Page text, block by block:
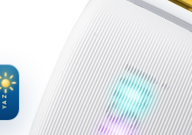
YAZ